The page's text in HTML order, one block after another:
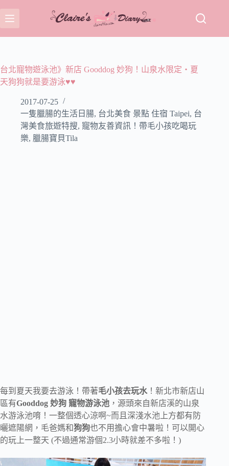
至
主
容
台北寵物遊泳池》新店 Gooddog 妙狗！山泉水限定‧夏
天狗狗就是要游泳♥♥
2017-07-25
一隻臘腸的生活日腸, 台北美食 景點 住宿 Taipei, 台
灣美食旅遊特搜, 寵物友善資訊！帶毛小孩吃喝玩
樂, 臘腸寶貝Tila
每到夏天我要去游泳！帶著毛小孩去玩水！新北市新店山
區有Gooddog 妙狗 寵物游泳池 ，源頭來自新店溪的山泉
水游泳池唷！一整個透心涼啊~而且深淺水池上方都有防
曬遮陽網，毛爸媽和狗狗也不用擔心會中暑啦！可以開心
的玩上一整天 (不過通常游個2.3小時就差不多啦！)